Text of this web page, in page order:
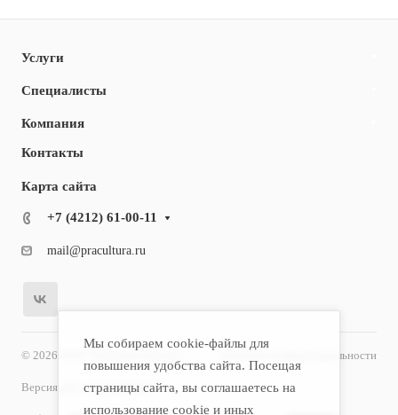
Услуги
Специалисты
Компания
Контакты
Карта сайта
+7 (4212) 61-00-11
mail@pracultura.ru
© 2026 ООО "Хороший Доктор" Политика конфиденциальности
Версия для слабовидящих
Мы собираем cookie-файлы для
повышения удобства сайта. Посещая
страницы сайта, вы соглашаетесь на
использование cookie и иных